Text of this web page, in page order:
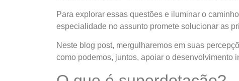
Para explorar essas questões e iluminar o
especialidade no assunto promete solucionar as
Neste blog post, mergulharemos em suas
como podemos, juntos, apoiar o desenvolvimento